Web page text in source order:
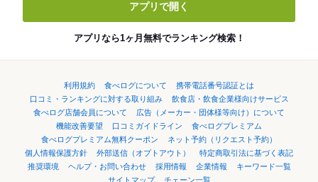
アプリで開く
アプリなら1ヶ月無料でランキング検索！
利用規約 食べログについて
携帯電話番号認証とは
口コミ・ランキングに対する取り組み
飲食店・飲食企業様向けサービス
食べログ店舗会員について
広告（メーカー・団体様等向け）について
機能改善要望
口コミガイドライン
食べログプレミアム
食べログプレミアム無料クーポン
ネット予約（リクエスト予約）
個人情報保護方針
外部送信（オプトアウト）
特定商取引法に基づく表記
推奨環境
ヘルプ・お問い合わせ 採用情報 企業情報
キーワード一覧
サイトマップ
チェーン一覧